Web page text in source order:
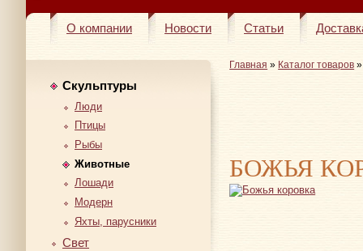
О компании Новости Статьи
Скульптуры
Люди
Птицы
Рыбы
Животные
Лошади
Модерн
Яхты, парусники
Свет
Главная » Каталог товаров
БОЖЬЯ